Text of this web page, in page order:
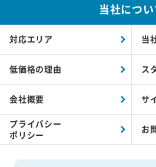
当社につい
対応エリア 当
低価格の理由 ス
会社概要 サ
プライバシー
ポリシー
お